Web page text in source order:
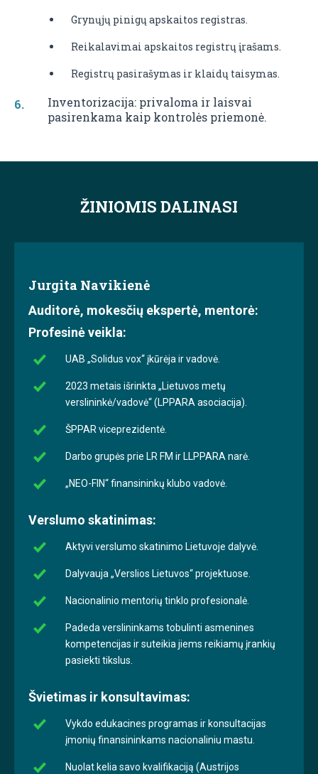
Grynųjų pinigų apskaitos registras.
Reikalavimai apskaitos registrų įrašams.
Registrų pasirašymas ir klaidų taisymas.
Inventorizacija: privaloma ir laisvai
pasirenkama kaip kontrolės priemonė.
ŽINIOMIS DALINASI
Jurgita Navikienė
Auditorė, mokesčių ekspertė, mentorė:
Profesinė veikla:
UAB „Solidus vox“ įkūrėja ir vadovė.
2023 metais išrinkta „Lietuvos metų
verslininkė/vadovė“ (LPPARA asociacija).
ŠPPAR viceprezidentė.
Darbo grupės prie LR FM ir LLPPARA narė.
„NEO-FIN“ finansininkų klubo vadovė.
Verslumo skatinimas:
Aktyvi verslumo skatinimo Lietuvoje dalyvė.
Dalyvauja „Verslios Lietuvos“ projektuose.
Nacionalinio mentorių tinklo profesionalė.
Padeda verslininkams tobulinti asmenines
kompetencijas ir suteikia jiems reikiamų įrankių
pasiekti tikslus.
Švietimas ir konsultavimas:
Vykdo edukacines programas ir konsultacijas
įmonių finansininkams nacionaliniu mastu.
Nuolat kelia savo kvalifikaciją (Austrijos